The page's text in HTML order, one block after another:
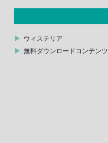
ウィステリア
無料ダウンロードコンテンツ